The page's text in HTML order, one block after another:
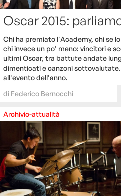
Oscar 2015:
Chi ha premiato l'Academy, chi se
chi invece un po' meno: vincitori e
ultimi Oscar, tra battute andate
dimenticati e canzoni
all'evento dell'anno.
di Federico Bernocchi
Archivio-attualità